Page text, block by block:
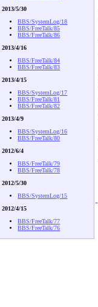
2013/5/30
BBS/SystemLog/18
BBS/FreeTalk/85
BBS/FreeTalk/86
2013/4/16
BBS/FreeTalk/84
BBS/FreeTalk/83
2013/4/15
BBS/SystemLog/17
BBS/FreeTalk/81
BBS/FreeTalk/82
2013/4/9
BBS/SystemLog/16
BBS/FreeTalk/80
2012/6/4
BBS/FreeTalk/79
BBS/FreeTalk/78
2012/5/30
BBS/SystemLog/15
2012/4/15
BBS/FreeTalk/77
BBS/FreeTalk/76